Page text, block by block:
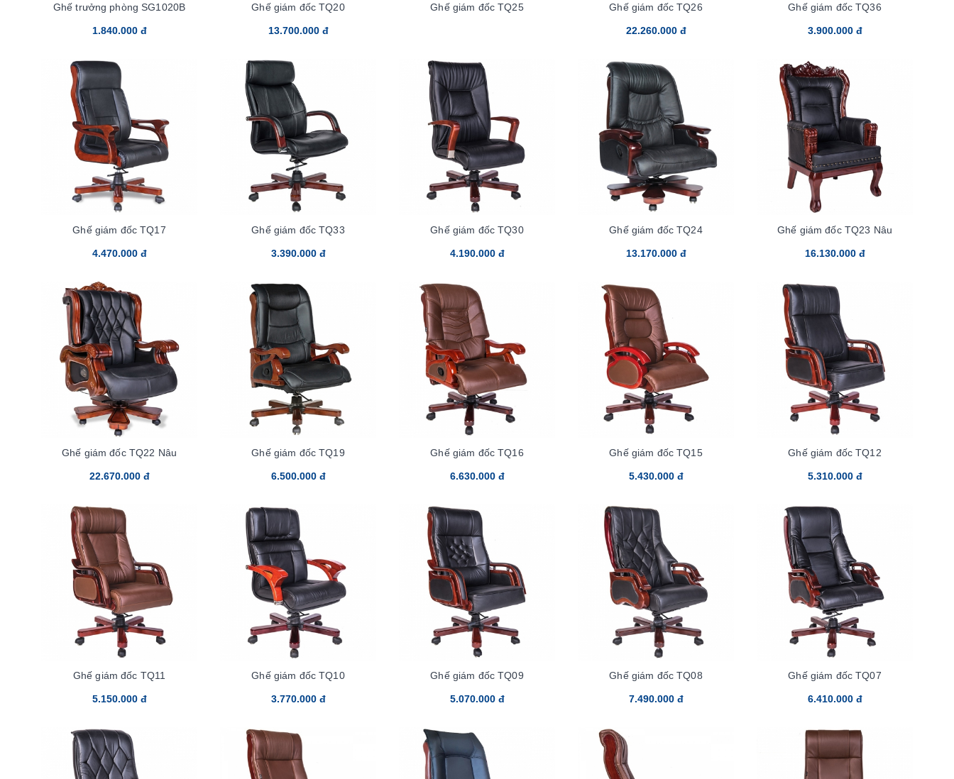
Ghế trưởng phòng SG1020B
1.840.000 đ
Ghế giám đốc TQ20
13.700.000 đ
Ghế giám đốc TQ25 Ghế giám đốc TQ26
22.260.000 đ
Ghế giám đốc TQ36
3.900.000 đ
Ghế giám đốc TQ17
4.470.000 đ
Ghế giám đốc TQ33
3.390.000 đ
Ghế giám đốc TQ30
4.190.000 đ
Ghế giám đốc TQ24
13.170.000 đ
Ghế giám đốc TQ23 Nâu
16.130.000 đ
Ghế giám đốc TQ22 Nâu
22.670.000 đ
Ghế giám đốc TQ19
6.500.000 đ
Ghế giám đốc TQ16
6.630.000 đ
Ghế giám đốc TQ15
5.430.000 đ
Ghế giám đốc TQ12
5.310.000 đ
Ghế giám đốc TQ11
5.150.000 đ
Ghế giám đốc TQ10
3.770.000 đ
Ghế giám đốc TQ09
5.070.000 đ
Ghế giám đốc TQ08
7.490.000 đ
Ghế giám đốc TQ07
6.410.000 đ